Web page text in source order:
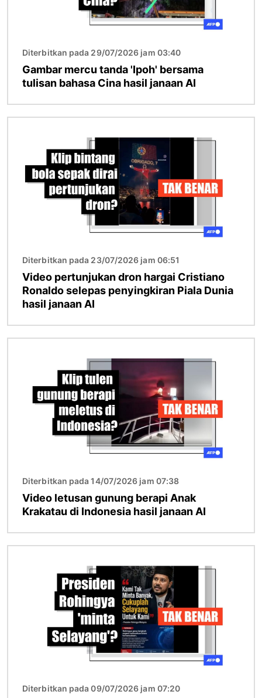
Diterbitkan pada 29/07/2026 jam 03:40
Gambar mercu tanda 'Ipoh' bersama
tulisan bahasa Cina hasil janaan AI
Diterbitkan pada 23/07/2026 jam 06:51
Video pertunjukan dron hargai Cristiano
Ronaldo selepas penyingkiran Piala Dunia
hasil janaan AI
Diterbitkan pada 14/07/2026 jam 07:38
Video letusan gunung berapi Anak
Krakatau di Indonesia hasil janaan AI
Diterbitkan pada 09/07/2026 jam 07:20